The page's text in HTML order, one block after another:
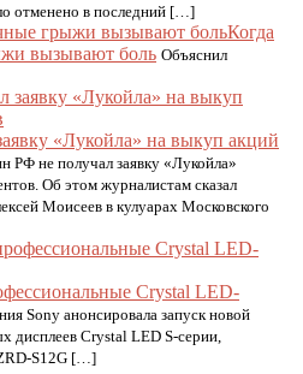
отменено в последний […]
Когда
вызывают боль Объяснил
«Лукойла» на выкуп акций
РФ не получал заявку «Лукойла»
Об этом журналистам сказал
Моисеев в кулуарах Московского
Crystal LED-
Sony анонсировала запуск новой
дисплеев Crystal LED S-серии,
S12G […]